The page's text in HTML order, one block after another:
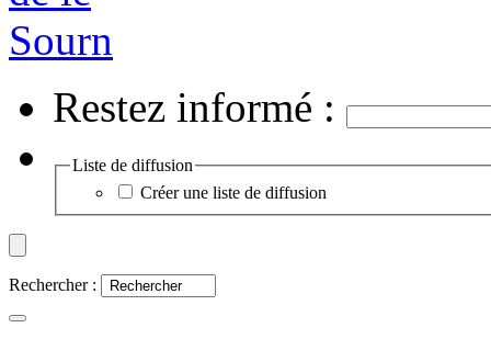
Restez informé :
Liste de diffusion
Créer une liste de diffusion
Rechercher :